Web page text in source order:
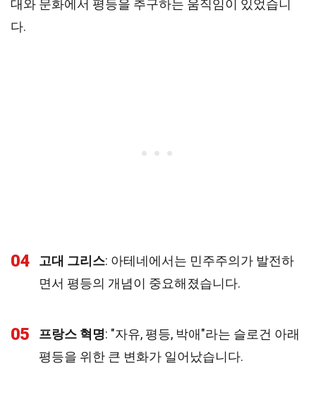
대와 문화에서 평등을 추구하는 움직임이 있었습니
다.
04 고대 그리스: 아테네에서는 민주주의가 발전하
면서 평등의 개념이 중요해졌습니다.
05 프랑스 혁명: "자유, 평등, 박애"라는 슬로건 아래
평등을 위한 큰 변화가 일어났습니다.